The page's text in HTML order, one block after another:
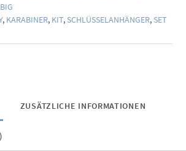
, KARABINER, KIT, SCHLÜSSELANHÄNGER, SET
ZUSÄTZLICHE INFORMATIONEN